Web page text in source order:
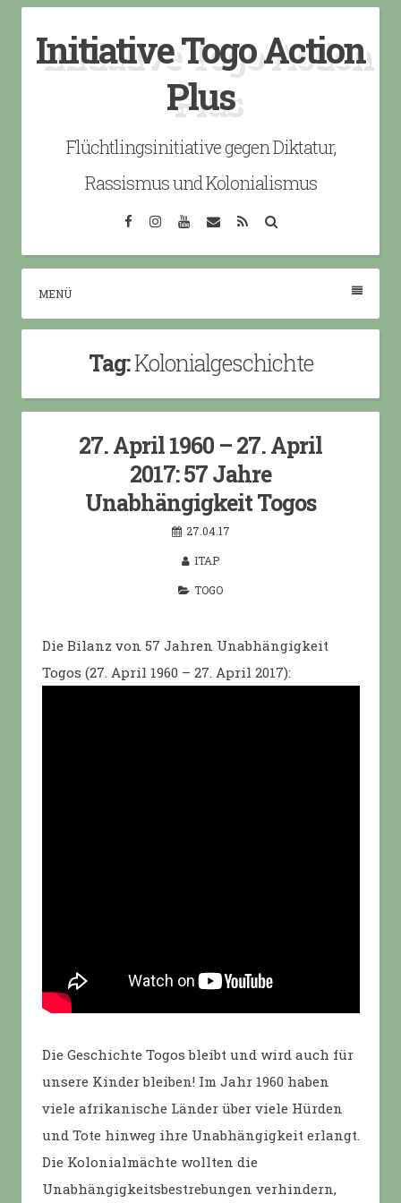
content
Initiative Togo Action
Plus
Flüchtlingsinitiative gegen Diktatur,
Rassismus und Kolonialismus
FacebookInstagramYouTube
EmailRSS
MENÜ
Tag:Kolonialgeschichte
27. April 1960 – 27. April
2017: 57 Jahre
Unabhängigkeit Togos
27.04.17
ITAP
TOGO
Die Bilanz von 57 Jahren Unabhängigkeit
Togos (27. April 1960 – 27. April 2017):
Die Geschichte Togos bleibt und wird auch für
unsere Kinder bleiben! Im Jahr 1960 haben
viele afrikanische Länder über viele Hürden
und Tote hinweg ihre Unabhängigkeit erlangt.
Die Kolonialmächte wollten die
Unabhängigkeitsbestrebungen verhindern,